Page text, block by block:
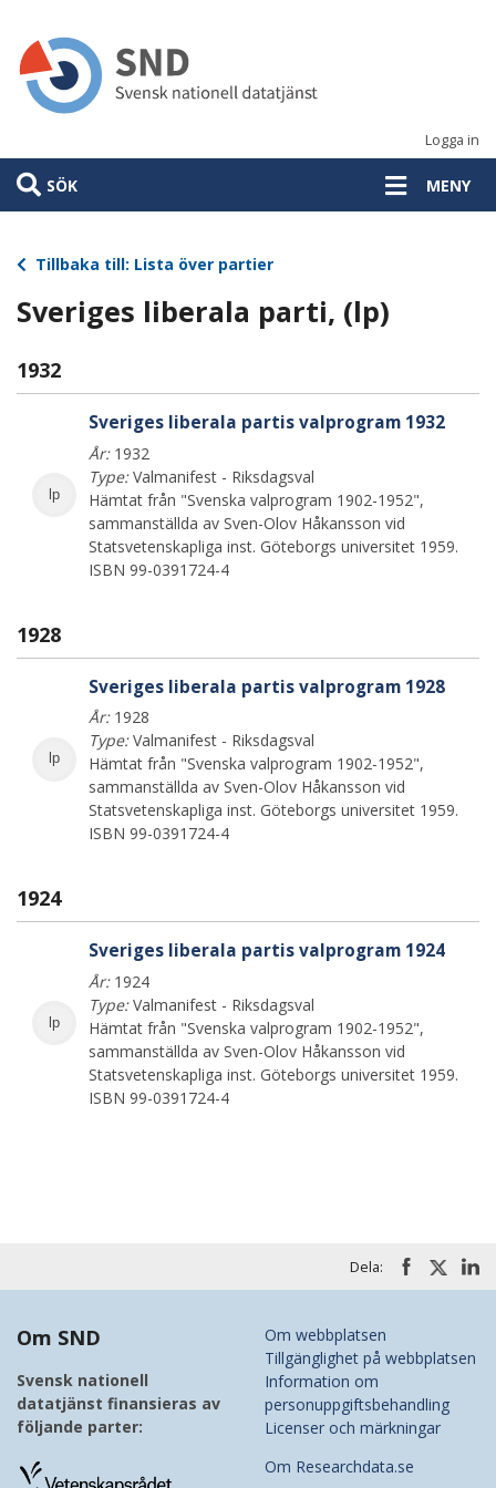
huvudinnehåll
Logga in
SÖK MENY
Tillbaka till: Lista över partier
Sveriges liberala parti, (lp)
1932
lp
Sveriges liberala partis valprogram 1932
År:1932
Type:Valmanifest - Riksdagsval
Hämtat från "Svenska valprogram 1902-1952",
sammanställda av Sven-Olov Håkansson vid
Statsvetenskapliga inst. Göteborgs universitet 1959.
ISBN 99-0391724-4
1928
lp
Sveriges liberala partis valprogram 1928
År:1928
Type:Valmanifest - Riksdagsval
Hämtat från "Svenska valprogram 1902-1952",
sammanställda av Sven-Olov Håkansson vid
Statsvetenskapliga inst. Göteborgs universitet 1959.
ISBN 99-0391724-4
1924
lp
Sveriges liberala partis valprogram 1924
År:1924
Type:Valmanifest - Riksdagsval
Hämtat från "Svenska valprogram 1902-1952",
sammanställda av Sven-Olov Håkansson vid
Statsvetenskapliga inst. Göteborgs universitet 1959.
ISBN 99-0391724-4
Dela:
Om SND
Svensk nationell
datatjänst finansieras av
följande parter:
Om webbplatsen
Tillgänglighet på webbplatsen
Information om
personuppgiftsbehandling
Licenser och märkningar
Om Researchdata.se